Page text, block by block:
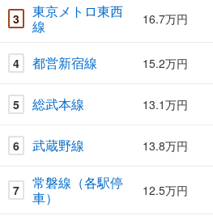
3
東京メトロ東西
線
16.7万円
4 都営新宿線 15.2万円
5 総武本線 13.1万円
6 武蔵野線 13.8万円
7
常磐線（各駅停
車）
12.5万円